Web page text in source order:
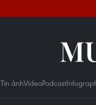
Tin ảnhVideoPodcast